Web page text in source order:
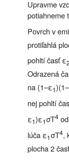
Upravme
potiahneme
Povrch v
protiľahlá
pohltí časť ε
Odrazená
na (1–ε1
nej pohltí
ε1)ε1σT4
lúča ε1σT4,
plocha 2